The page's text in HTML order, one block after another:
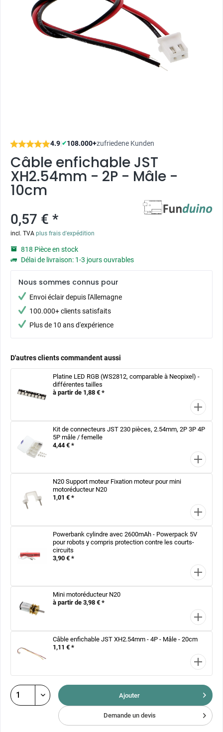
4.9|✔108.000+zufriedene Kunden
Câble enfichable JST
XH2.54mm - 2P - Mâle -
10cm
0,57 € *
incl. TVA plus frais d'expédition
818 Pièce en stock
Délai de livraison: 1-3 jours ouvrables
Nous sommes connus pour
Envoi éclair depuis l'Allemagne
100.000+ clients satisfaits
Plus de 10 ans d'expérience
D'autres clients commandent aussi
Platine LED RGB (WS2812, comparable à Neopixel) -
différentes tailles
à partir de 1,88 € *
Kit de connecteurs JST 230 pièces, 2.54mm, 2P 3P 4P
5P mâle / femelle
4,44 € *
N20 Support moteur Fixation moteur pour mini
motoréducteur N20
1,01 € *
Powerbank cylindre avec 2600mAh - Powerpack 5V
pour robots y compris protection contre les courts-
circuits
3,90 € *
Mini motoréducteur N20
à partir de 3,98 € *
Câble enfichable JST XH2.54mm - 4P - Mâle - 20cm
1,11 € *
Ajouter
Demande un devis